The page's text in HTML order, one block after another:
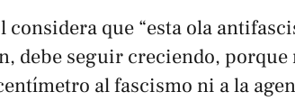
que “esta ola
debe seguir creciendo, porque
al fascismo ni a la